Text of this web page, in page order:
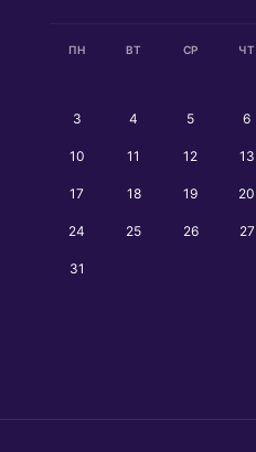
ПН ВТ СР ЧТ
3 4 5 6
10 11 12 13
17 18 19 20
24 25 26 27
31